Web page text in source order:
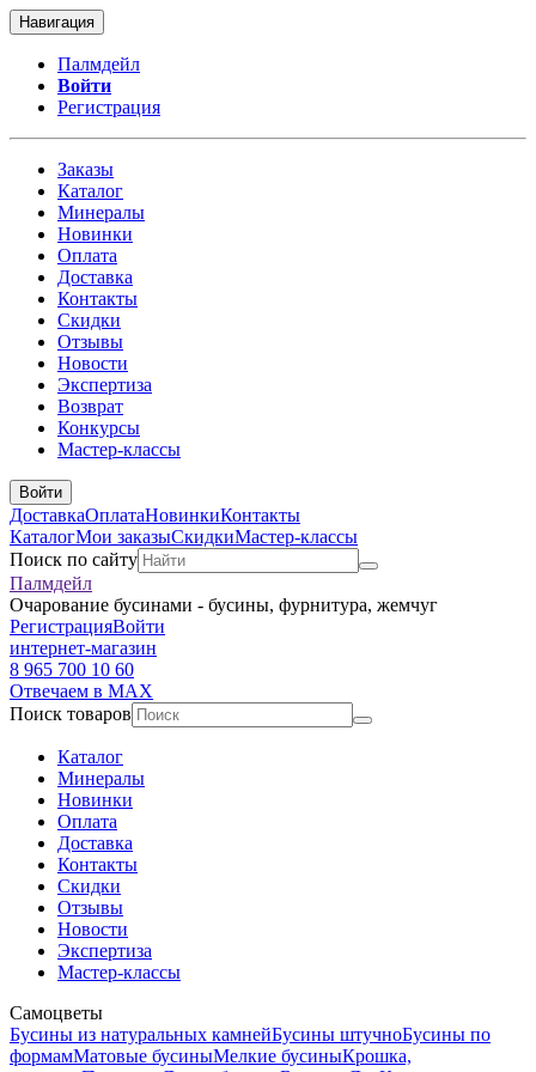
Навигация
Палмдейл
Войти
Регистрация
Заказы
Каталог
Минералы
Новинки
Оплата
Доставка
Контакты
Скидки
Отзывы
Новости
Экспертиза
Возврат
Конкурсы
Мастер-классы
Войти
ДоставкаОплатаНовинкиКонтакты
КаталогМои заказыСкидкиМастер-классы
Поиск по сайту
Палмдейл
Очарование бусинами - бусины, фурнитура, жемчуг
РегистрацияВойти
интернет-магазин
8 965 700 10 60
Отвечаем в MAX
Поиск товаров
Каталог
Минералы
Новинки
Оплата
Доставка
Контакты
Скидки
Отзывы
Новости
Экспертиза
Мастер-классы
Самоцветы
Бусины из натуральных камнейБусины штучноБусины по
формамМатовые бусиныМелкие бусиныКрошка,